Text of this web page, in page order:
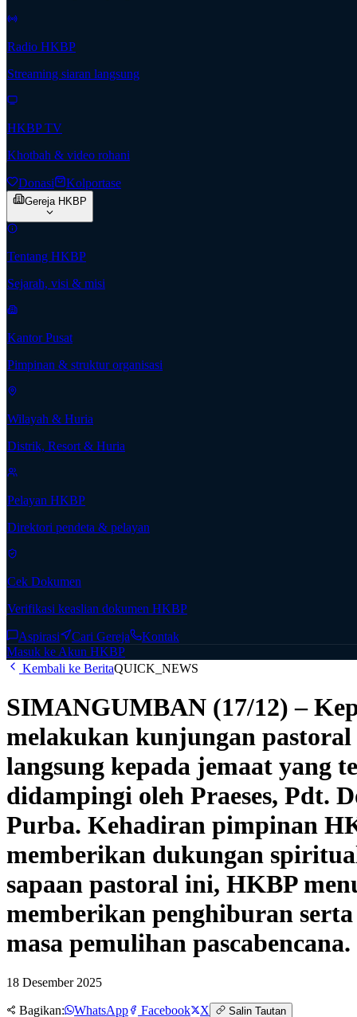
Radio HKBP
Streaming siaran langsung
HKBP TV
Khotbah & video rohani
Donasi Kolportase
Gereja HKBP
Tentang HKBP
Sejarah, visi & misi
Kantor Pusat
Pimpinan & struktur organisasi
Wilayah & Huria
Distrik, Resort & Huria
Pelayan HKBP
Direktori pendeta & pelayan
Cek Dokumen
Verifikasi keaslian dokumen HKBP
Aspirasi Cari Gereja
Kontak
Masuk ke Akun HKBP
Kembali ke BeritaQUICK_NEWS
SIMANGUMBAN (17/12) –
melakukan kunjungan
langsung kepada jemaat yang
didampingi oleh Praeses, Pdt.
Purba. Kehadiran pimpinan
memberikan dukungan
sapaan pastoral ini, HKBP
memberikan penghiburan
masa pemulihan pascabencana.
18 Desember 2025
Bagikan: WhatsApp Facebook X Salin Tautan